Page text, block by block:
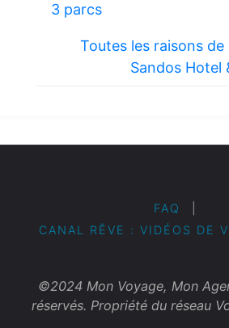
3 parcs
Toutes les raisons de
Sandos Hotel
FAQ
CANAL RÊVE : VIDÉOS DE
©2024 Mon Voyage, Mon
réservés. Propriété du réseau